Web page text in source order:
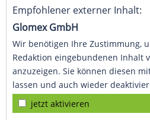
Empfohlener externer Inhalt:
Glomex GmbH
Wir benötigen Ihre Zustimmung,
Redaktion eingebundenen Inhalt
anzuzeigen. Sie können diesen
lassen und auch wieder
jetzt aktivieren